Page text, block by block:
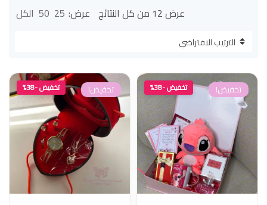
عرض ⁦12⁩ من كل النتائج عرض: 25
50 الكل
تخفيض! تخفيض -38% تخفيض! تخفيض -38%